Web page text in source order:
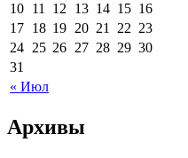
« Июл
10 11 12 13 14 15 16
17 18 19 20 21 22 23
24 25 26 27 28 29 30
31
Архивы